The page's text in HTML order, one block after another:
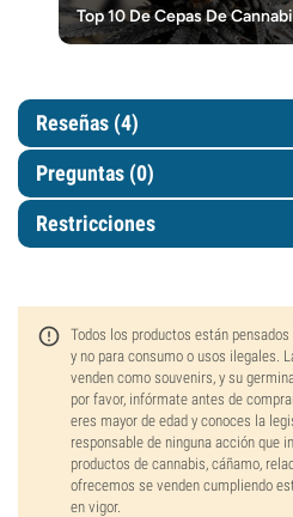
Top 10 De Cepas De
Reseñas (4)
Preguntas (0)
Restricciones
Todos los productos están
y no para consumo o usos ilegales.
venden como souvenirs, y su
por favor, infórmate antes de
eres mayor de edad y conoces la
responsable de ninguna acción que
productos de cannabis, cáñamo,
ofrecemos se venden cumpliendo
en vigor.